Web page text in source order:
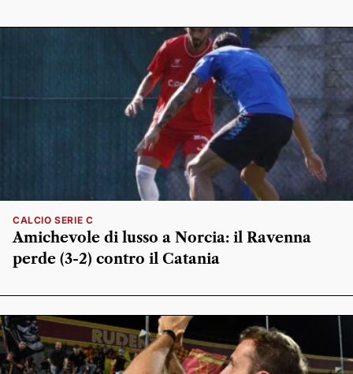
CALCIO SERIE C
Amichevole di lusso a Norcia: il Ravenna
perde (3-2) contro il Catania